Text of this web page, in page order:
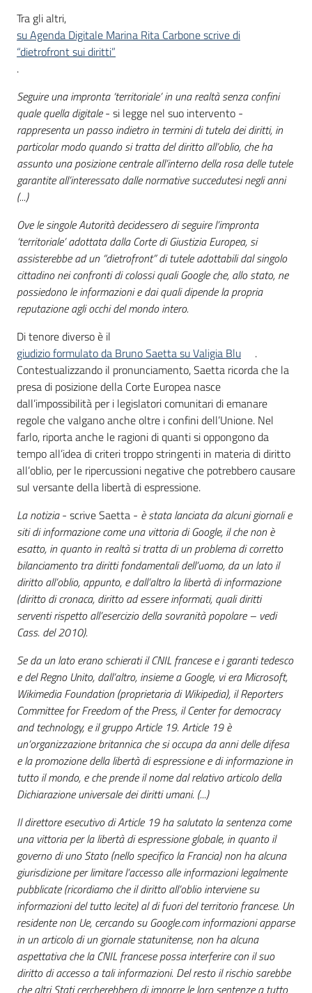
Tra gli altri,
su Agenda Digitale Marina Rita Carbone scrive di
“dietrofront sui diritti”
.
Seguire una impronta ‘territoriale’ in una realtà senza confini
quale quella digitale- si legge nel suo intervento -
rappresenta un passo indietro in termini di tutela dei diritti, in
particolar modo quando si tratta del diritto all’oblio, che ha
assunto una posizione centrale all’interno della rosa delle tutele
garantite all’interessato dalle normative succedutesi negli anni
(...)
Ove le singole Autorità decidessero di seguire l’impronta
‘territoriale’ adottata dalla Corte di Giustizia Europea, si
assisterebbe ad un “dietrofront” di tutele adottabili dal singolo
cittadino nei confronti di colossi quali Google che, allo stato, ne
possiedono le informazioni e dai quali dipende la propria
reputazione agli occhi del mondo intero.
Di tenore diverso è il
giudizio formulato da Bruno Saetta su Valigia Blu
.
Contestualizzando il pronunciamento, Saetta ricorda che la
presa di posizione della Corte Europea nasce
dall’impossibilità per i legislatori comunitari di emanare
regole che valgano anche oltre i confini dell’Unione. Nel
farlo, riporta anche le ragioni di quanti si oppongono da
tempo all’idea di criteri troppo stringenti in materia di diritto
all’oblio, per le ripercussioni negative che potrebbero causare
sul versante della libertà di espressione.
La notizia- scrive Saetta - è stata lanciata da alcuni giornali e
siti di informazione come una vittoria di Google, il che non è
esatto, in quanto in realtà si tratta di un problema di corretto
bilanciamento tra diritti fondamentali dell’uomo, da un lato il
diritto all’oblio, appunto, e dall’altro la libertà di informazione
(diritto di cronaca, diritto ad essere informati, quali diritti
serventi rispetto all’esercizio della sovranità popolare – vedi
Cass. del 2010).
Se da un lato erano schierati il CNIL francese e i garanti tedesco
e del Regno Unito, dall’altro, insieme a Google, vi era Microsoft,
Wikimedia Foundation (proprietaria di Wikipedia), il Reporters
Committee for Freedom of the Press, il Center for democracy
and technology, e il gruppo Article 19. Article 19 è
un’organizzazione britannica che si occupa da anni delle difesa
e la promozione della libertà di espressione e di informazione in
tutto il mondo, e che prende il nome dal relativo articolo della
Dichiarazione universale dei diritti umani. (...)
Il direttore esecutivo di Article 19 ha salutato la sentenza come
una vittoria per la libertà di espressione globale, in quanto il
governo di uno Stato (nello specifico la Francia) non ha alcuna
giurisdizione per limitare l’accesso alle informazioni legalmente
pubblicate (ricordiamo che il diritto all’oblio interviene su
informazioni del tutto lecite) al di fuori del territorio francese. Un
residente non Ue, cercando su Google.com informazioni apparse
in un articolo di un giornale statunitense, non ha alcuna
aspettativa che la CNIL francese possa interferire con il suo
diritto di accesso a tali informazioni. Del resto il rischio sarebbe
che altri Stati cercherebbero di imporre le loro sentenze a tutto